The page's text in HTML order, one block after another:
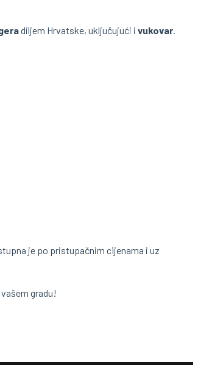
diljem Hrvatske, uključujući i vukovar
je po pristupačnim cijenama i uz
gradu!